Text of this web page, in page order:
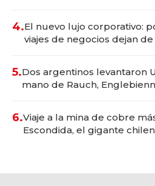
4.El nuevo lujo corporativo:
viajes de negocios dejan
5.Dos argentinos levantaron
mano de Rauch,
6.Viaje a la mina de cobre
Escondida, el gigante